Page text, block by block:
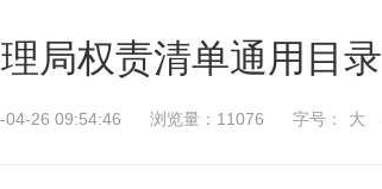
局权责清单通用目录
04-26 09:54:46 浏览量：11076 字号： 大